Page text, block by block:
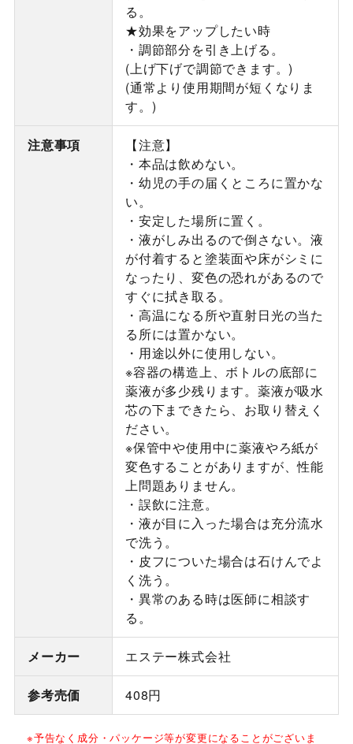
る。
★効果をアップしたい時
・調節部分を引き上げる。
(上げ下げで調節できます。)
(通常より使用期間が短くなりま
す。)
注意事項
【注意】
・本品は飲めない。
・幼児の手の届くところに置かな
い。
・安定した場所に置く。
・液がしみ出るので倒さない。液
が付着すると塗装面や床がシミに
なったり、変色の恐れがあるので
すぐに拭き取る。
・高温になる所や直射日光の当た
る所には置かない。
・用途以外に使用しない。
※容器の構造上、ボトルの底部に
薬液が多少残ります。薬液が吸水
芯の下まできたら、お取り替えく
ださい。
※保管中や使用中に薬液やろ紙が
変色することがありますが、性能
上問題ありません。
・誤飲に注意。
・液が目に入った場合は充分流水
で洗う。
・皮フについた場合は石けんでよ
く洗う。
・異常のある時は医師に相談す
る。
メーカー エステー株式会社
参考売価 408円
※予告なく成分・パッケージ等が変更になることがございま